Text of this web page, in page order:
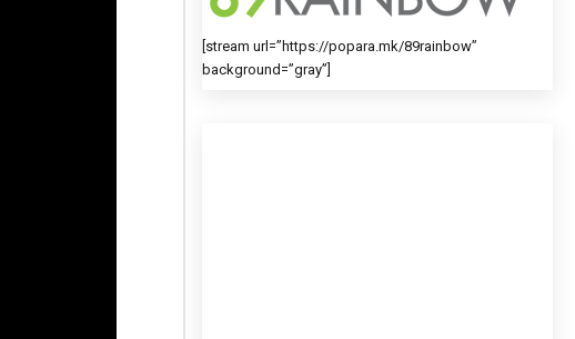
[stream url=”https://popara.mk/89rainbow”
background=”gray”]